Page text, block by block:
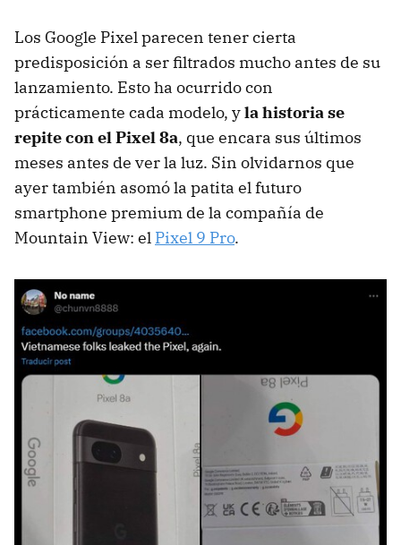
Los Google Pixel parecen tener cierta
predisposición a ser filtrados mucho antes de su
lanzamiento. Esto ha ocurrido con
prácticamente cada modelo, yla historia se
repite con el Pixel 8a, que encara sus últimos
meses antes de ver la luz. Sin olvidarnos que
ayer también asomó la patita el futuro
smartphone premium de la compañía de
Mountain View: el Pixel 9 Pro.